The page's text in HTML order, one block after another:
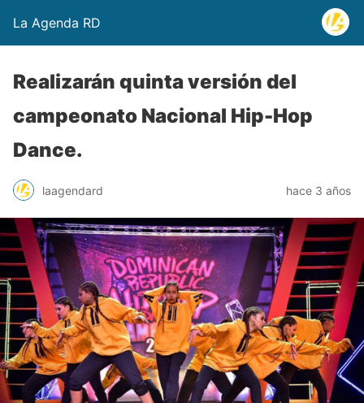
La Agenda RD
Realizarán quinta versión del
campeonato Nacional Hip-Hop
Dance.
laagendard hace 3 años